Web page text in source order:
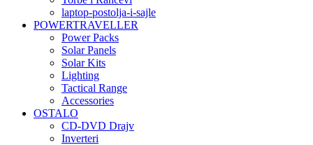
laptop-postolja-i-sajle
POWERTRAVELLER
Power Packs
Solar Panels
Solar Kits
Lighting
Tactical Range
Accessories
OSTALO
CD-DVD Drajv
Inverteri